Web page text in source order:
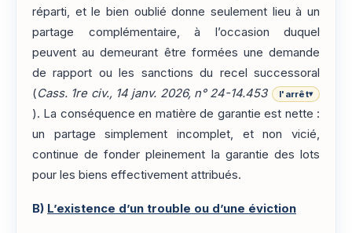
réparti, et le bien oublié donne seulement lieu à un
partage complémentaire, à l’occasion duquel
peuvent au demeurant être formées une demande
de rapport ou les sanctions du recel successoral
(Cass. 1re civ., 14 janv. 2026, n° 24-14.453 l'arrêt▾
). La conséquence en matière de garantie est nette :
un partage simplement incomplet, et non vicié,
continue de fonder pleinement la garantie des lots
pour les biens effectivement attribués.
B) L’existence d’un trouble ou d’une éviction